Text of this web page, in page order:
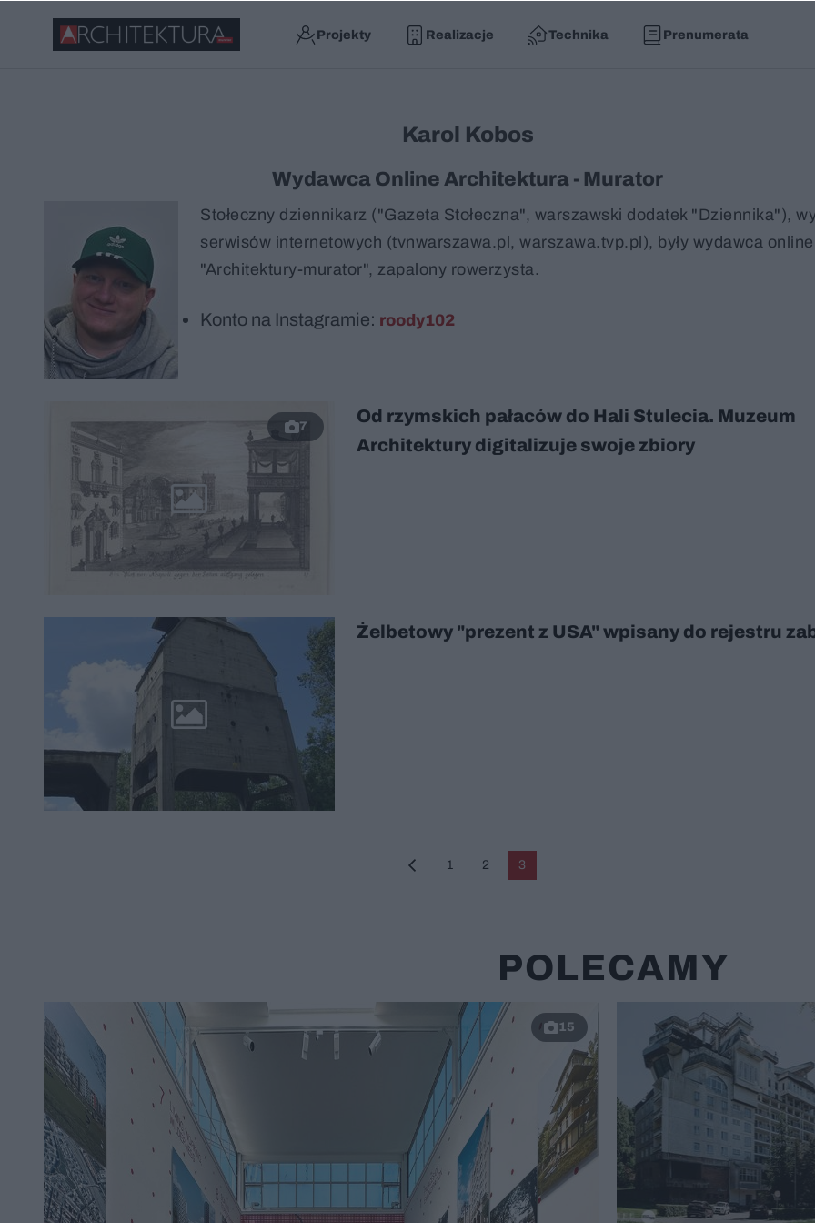
Projekty Realizacje Technika Prenumerata
Karol Kobos
Wydawca Online Architektura - Murator
Stołeczny dziennikarz ("Gazeta Stołeczna", warszawski dodatek "Dziennika"),
serwisów internetowych (tvnwarszawa.pl, warszawa.tvp.pl), były wydawca online
"Architektury-murator", zapalony rowerzysta.
Konto na Instagramie: roody102
7
Od rzymskich pałaców do Hali Stulecia. Muzeum
Architektury digitalizuje swoje zbiory
Żelbetowy "prezent z USA" wpisany do rejestru
1 2 3
POLECAMY
15